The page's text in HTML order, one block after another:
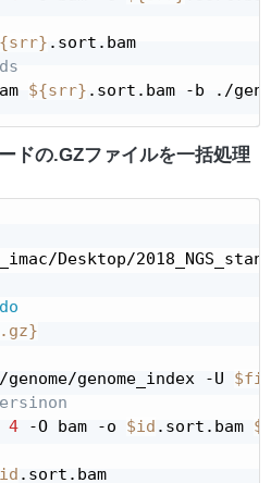
.sort.bam
${srr} .sort.bam -b ./
ドの.GZファイルを一括処理
Desktop/
do
genome_index -U
4 -O bam -o $id .sort.bam
.sort.bam